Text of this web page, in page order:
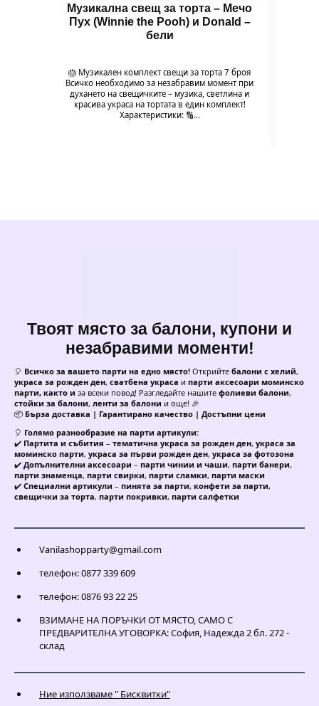
Музикална свещ за торта – Мечо
Пух (Winnie the Pooh) и Donald –
бели
🎂 Музикален комплект свещи за торта 7 броя
Всичко необходимо за незабравим момент при
духането на свещичките – музика, светлина и
красива украса на тортата в един комплект!
Характеристики: 🔢…
Твоят място за балони, купони и
незабравими моменти!
🎈 Всичко за вашето парти на едно място! Открийте балони с хелий,
украса за рожден ден, сватбена украса и парти аксесоари моминско
парти, както и за всеки повод! Разгледайте нашите фолиеви балони,
стойки за балони, ленти за балони и още! 🎉
📦 Бърза доставка | Гарантирано качество | Достъпни цени
🎈 Голямо разнообразие на парти артикули:
✔️ Партита и събития – тематична украса за рожден ден, украса за
моминско парти, украса за първи рожден ден, украса за фотозона
✔️ Допълнителни аксесоари – парти чинии и чаши, парти банери,
парти знаменца, парти свирки, парти сламки, парти маски
✔️ Специални артикули – пинята за парти, конфети за парти,
свещички за торта, парти покривки, парти салфетки
Vanilashopparty@gmail.com
телефон: 0877 339 609
телефон: 0876 93 22 25
ВЗИМАНЕ НА ПОРЪЧКИ ОТ МЯСТО, САМО С
ПРЕДВАРИТЕЛНА УГОВОРКА: София, Надежда 2 бл. 272 -
склад
Ние използваме " Бисквитки"